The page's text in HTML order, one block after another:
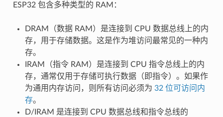
ESP32 包含多种类型的 RAM：
DRAM（数据 RAM）是连接到 CPU 数据总线上的内
存，用于存储数据。这是作为堆访问最常见的一种内
存。
IRAM（指令 RAM）是连接到 CPU 指令总线上的内
存，通常仅用于存储可执行数据（即指令）。如果作
为通用内存访问，则所有访问必须为 32 位可访问内
存。
D/IRAM 是连接到 CPU 数据总线和指令总线的